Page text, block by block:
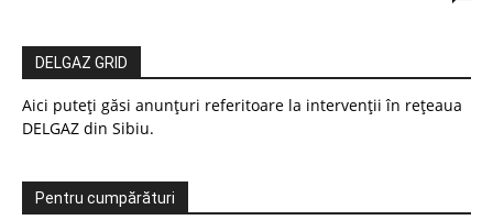
DELGAZ GRID
Aici puteți găsi anunțuri referitoare la intervenții în rețeaua
DELGAZ din Sibiu.
Pentru cumpărături